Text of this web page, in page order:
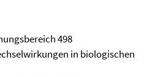
498
in biologischen